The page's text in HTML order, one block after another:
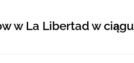
w La Libertad w ciągu